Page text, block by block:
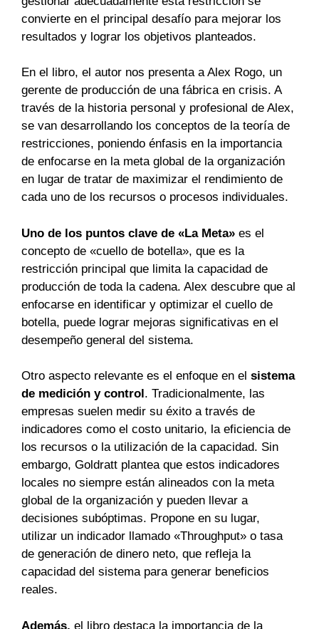
convierte en el principal desafío para mejorar los
resultados y lograr los objetivos planteados.
En el libro, el autor nos presenta a Alex Rogo, un
gerente de producción de una fábrica en crisis. A
través de la historia personal y profesional de Alex,
se van desarrollando los conceptos de la teoría de
restricciones, poniendo énfasis en la importancia
de enfocarse en la meta global de la organización
en lugar de tratar de maximizar el rendimiento de
cada uno de los recursos o procesos individuales.
Uno de los puntos clave de «La Meta» es el
concepto de «cuello de botella», que es la
restricción principal que limita la capacidad de
producción de toda la cadena. Alex descubre que al
enfocarse en identificar y optimizar el cuello de
botella, puede lograr mejoras significativas en el
desempeño general del sistema.
Otro aspecto relevante es el enfoque en el sistema
de medición y control. Tradicionalmente, las
empresas suelen medir su éxito a través de
indicadores como el costo unitario, la eficiencia de
los recursos o la utilización de la capacidad. Sin
embargo, Goldratt plantea que estos indicadores
locales no siempre están alineados con la meta
global de la organización y pueden llevar a
decisiones subóptimas. Propone en su lugar,
utilizar un indicador llamado «Throughput» o tasa
de generación de dinero neto, que refleja la
capacidad del sistema para generar beneficios
reales.
Además, el libro destaca la importancia de la